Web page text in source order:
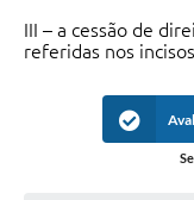
PNAB (Política
III – a cessão de
referidas nos